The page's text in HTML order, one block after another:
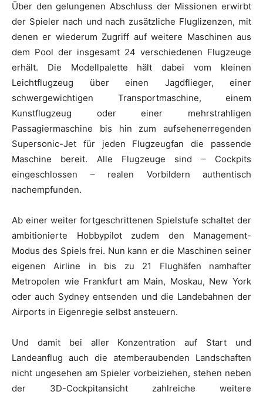
Über den gelungenen Abschluss der Missionen erwirbt
der Spieler nach und nach zusätzliche Fluglizenzen, mit
denen er wiederum Zugriff auf weitere Maschinen aus
dem Pool der insgesamt 24 verschiedenen Flugzeuge
erhält. Die Modellpalette hält dabei vom kleinen
Leichtflugzeug über einen Jagdflieger, einer
schwergewichtigen Transportmaschine, einem
Kunstflugzeug oder einer mehrstrahligen
Passagiermaschine bis hin zum aufsehenerregenden
Supersonic-Jet für jeden Flugzeugfan die passende
Maschine bereit. Alle Flugzeuge sind – Cockpits
eingeschlossen – realen Vorbildern authentisch
nachempfunden.
Ab einer weiter fortgeschrittenen Spielstufe schaltet der
ambitionierte Hobbypilot zudem den Management-
Modus des Spiels frei. Nun kann er die Maschinen seiner
eigenen Airline in bis zu 21 Flughäfen namhafter
Metropolen wie Frankfurt am Main, Moskau, New York
oder auch Sydney entsenden und die Landebahnen der
Airports in Eigenregie selbst ansteuern.
Und damit bei aller Konzentration auf Start und
Landeanflug auch die atemberaubenden Landschaften
nicht ungesehen am Spieler vorbeiziehen, stehen neben
der 3D-Cockpitansicht zahlreiche weitere